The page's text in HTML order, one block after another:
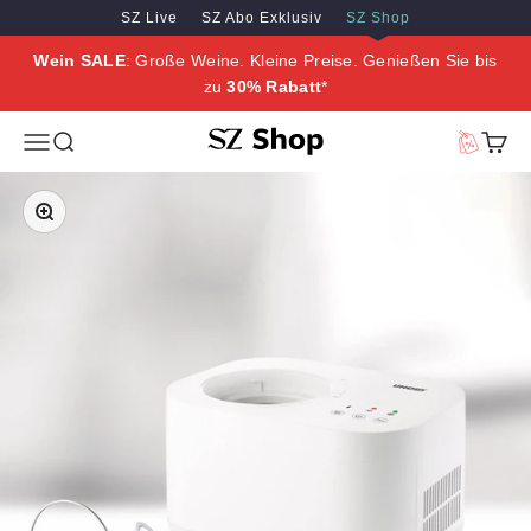
Zum Inhalt springen
Zum Hauptinhalt springen
SZ Live SZ Abo Exklusiv SZ Shop
Wein SALE: Große Weine. Kleine Preise. Genießen Sie bis
zu30% Rabatt*
MenüSuche SZ Erleben
Bild vergrößern